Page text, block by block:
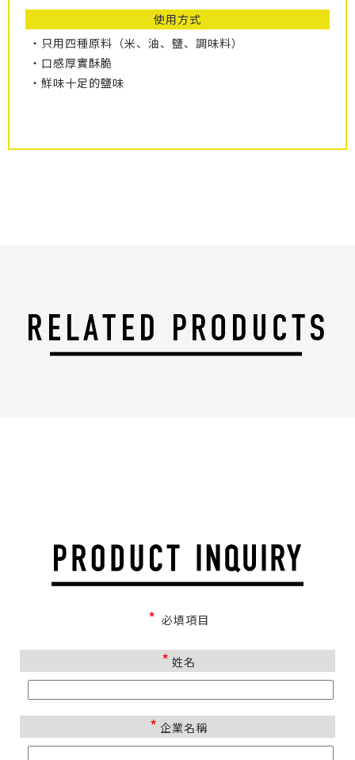
使用方式
・只用四種原料（米、油、鹽、調味料）
・口感厚實酥脆
・鮮味十足的鹽味
* 必填項目
* 姓名
* 企業名稱